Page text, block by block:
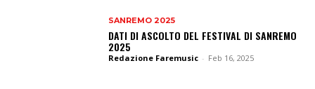
SANREMO 2025
DATI DI ASCOLTO DEL FESTIVAL DI SANREMO
2025
Redazione Faremusic - Feb 16, 2025